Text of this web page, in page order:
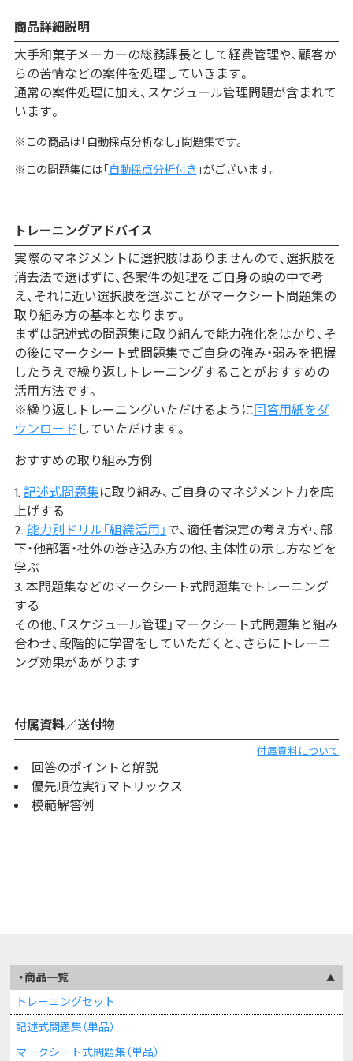
商品詳細説明
大手和菓子メーカーの総務課長として経費管理や、顧客か
らの苦情などの案件を処理していきます。
通常の案件処理に加え、スケジュール管理問題が含まれて
います。
※この商品は「自動採点分析なし」問題集です。
※この問題集には「 自動採点分析付き 」がございます。
トレーニングアドバイス
実際のマネジメントに選択肢はありませんので、選択肢を
消去法で選ばずに、各案件の処理をご自身の頭の中で考
え、それに近い選択肢を選ぶことがマークシート問題集の
取り組み方の基本となります。
まずは記述式の問題集に取り組んで能力強化をはかり、そ
の後にマークシート式問題集でご自身の強み・弱みを把握
したうえで繰り返しトレーニングすることがおすすめの
活用方法です。
※繰り返しトレーニングいただけるように回答用紙をダ
ウンロード していただけます。
おすすめの取り組み方例
記述式問題集に取り組み、ご自身のマネジメント力を底
上げする
能力別ドリル「組織活用」 で、適任者決定の考え方や、部
下・他部署・社外の巻き込み方の他、主体性の示し方などを
学ぶ
本問題集などのマークシート式問題集でトレーニング
する
その他、「スケジュール管理」マークシート式問題集と組み
合わせ、段階的に学習をしていただくと、さらにトレーニ
ング効果があがります
付属資料／送付物
付属資料について
回答のポイントと解説
優先順位実行マトリックス
模範解答例
商品一覧
トレーニングセット
記述式問題集（単品）
マークシート式問題集（単品）